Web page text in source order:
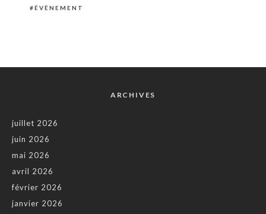
ÉVÈNEMENT
ARCHIVES
juillet 2026
juin 2026
mai 2026
avril 2026
février 2026
janvier 2026